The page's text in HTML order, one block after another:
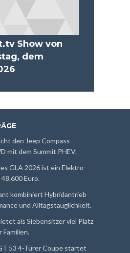
Show von
dem
den Jeep Compass
mit dem Summit PHEV.
GLA 2026 ist ein Elektro-
Euro.
kombiniert Hybridantrieb
und Alltagstauglichkeit.
als Siebensitzer viel Platz
53 4-Türer Coupe startet